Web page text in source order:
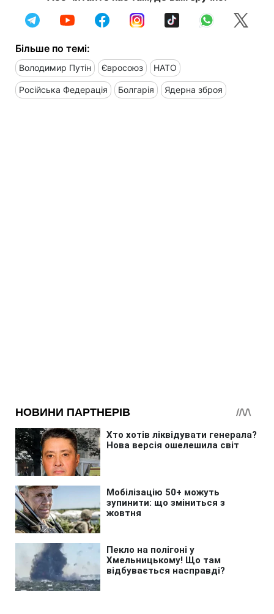
Більше по темі:
Володимир Путін Євросоюз НАТО
Російська Федерація Болгарія Ядерна зброя